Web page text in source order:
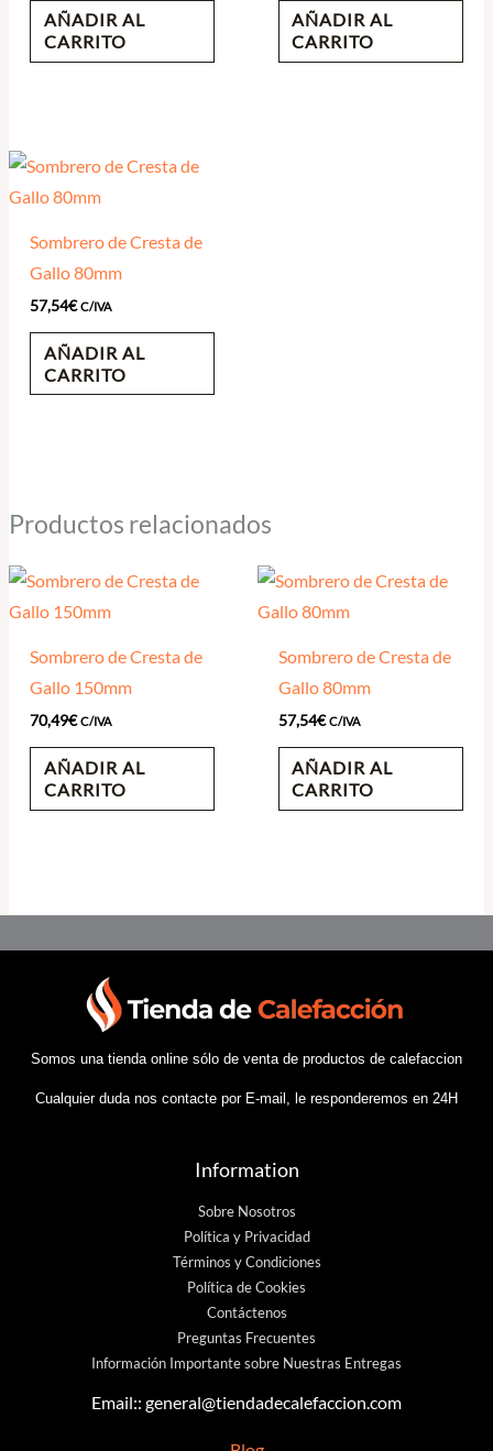
AÑADIR AL
CARRITO
AÑADIR AL
CARRITO
Sombrero de Cresta de
Gallo 80mm
57,54€ C/IVA
AÑADIR AL
CARRITO
Productos relacionados
Sombrero de Cresta de
Gallo 150mm
70,49€ C/IVA
AÑADIR AL
CARRITO
Sombrero de Cresta de
Gallo 80mm
57,54€ C/IVA
AÑADIR AL
CARRITO
Somos una tienda online sólo de venta de productos de calefaccion
Cualquier duda nos contacte por E-mail, le responderemos en 24H
Information
Sobre Nosotros
Política y Privacidad
Términos y Condiciones
Política de Cookies
Contáctenos
Preguntas Frecuentes
Información Importante sobre Nuestras Entregas
Email:: general@tiendadecalefaccion.com